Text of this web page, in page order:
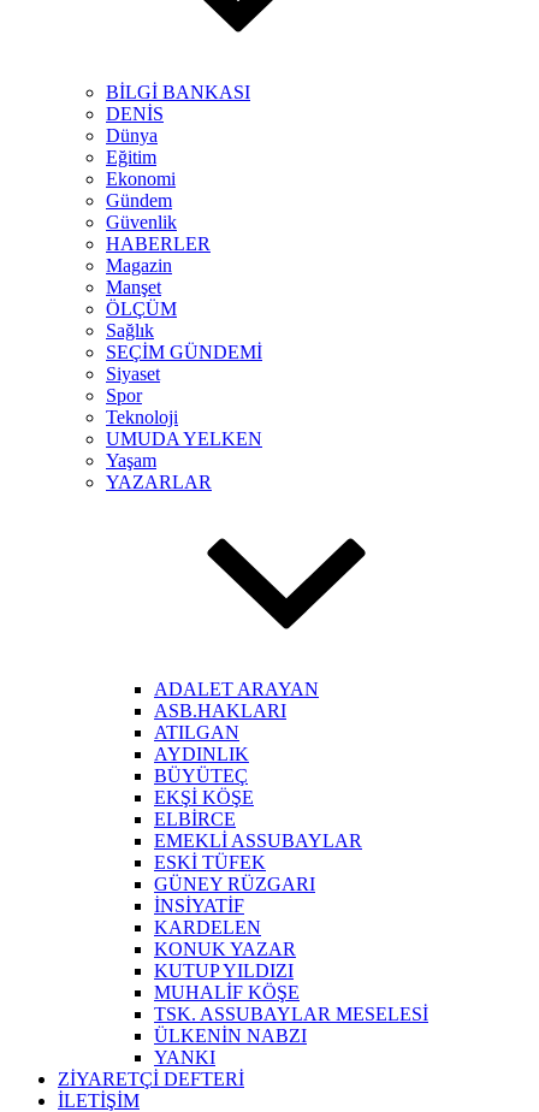
BİLGİ BANKASI
DENİS
Dünya
Eğitim
Ekonomi
Gündem
Güvenlik
HABERLER
Magazin
Manşet
ÖLÇÜM
Sağlık
SEÇİM GÜNDEMİ
Siyaset
Spor
Teknoloji
UMUDA YELKEN
Yaşam
YAZARLAR
ADALET ARAYAN
ASB.HAKLARI
ATILGAN
AYDINLIK
BÜYÜTEÇ
EKŞİ KÖŞE
ELBİRCE
EMEKLİ ASSUBAYLAR
ESKİ TÜFEK
GÜNEY RÜZGARI
İNSİYATİF
KARDELEN
KONUK YAZAR
KUTUP YILDIZI
MUHALİF KÖŞE
TSK. ASSUBAYLAR MESELESİ
ÜLKENİN NABZI
YANKI
ZİYARETÇİ DEFTERİ
İLETİŞİM